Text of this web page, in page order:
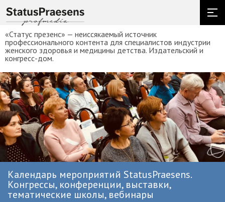
«Статус презенс» — неиссякаемый источник
профессионального контента для специалистов индустрии
женского здоровья и медицины детства. Издательский и
конгресс-дом.
Календарь мероприятий StatusPraesens.
Конгрессы, конференции, выставки,
тематические школы, вебинары